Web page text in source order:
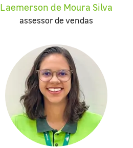
Laemerson de Moura Silva
assessor de vendas